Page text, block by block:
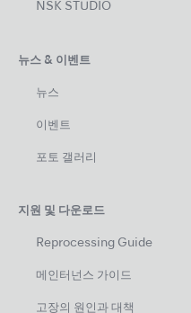
NSK STUDIO
뉴스 & 이벤트
뉴스
이벤트
포토 갤러리
지원 및 다운로드
Reprocessing Guide
메인터넌스 가이드
고장의 원인과 대책